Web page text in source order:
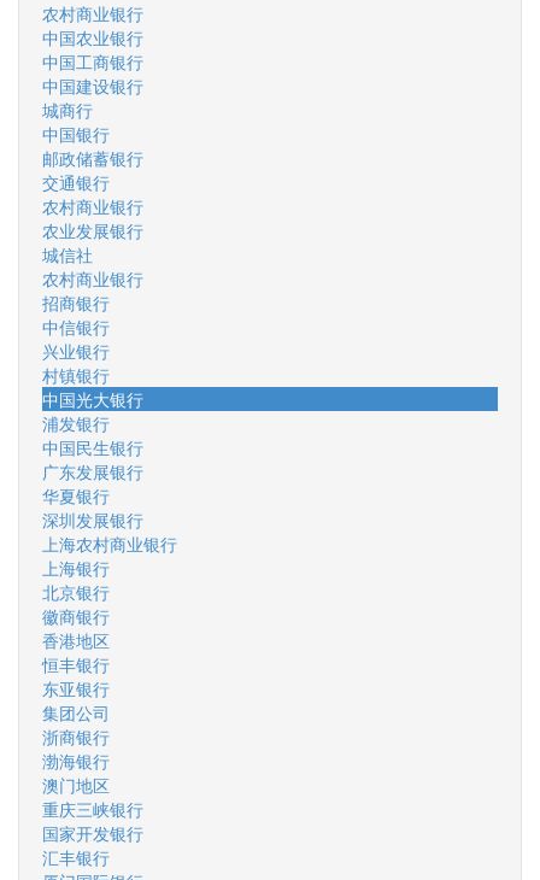
农村商业银行
中国农业银行
中国工商银行
中国建设银行
城商行
中国银行
邮政储蓄银行
交通银行
农村商业银行
农业发展银行
城信社
农村商业银行
招商银行
中信银行
兴业银行
村镇银行
中国光大银行
浦发银行
中国民生银行
广东发展银行
华夏银行
深圳发展银行
上海农村商业银行
上海银行
北京银行
徽商银行
香港地区
恒丰银行
东亚银行
集团公司
浙商银行
渤海银行
澳门地区
重庆三峡银行
国家开发银行
汇丰银行